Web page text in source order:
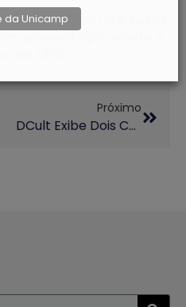
reúne-se no IB nesta
12h30.
Próximo
DCult Exibe Dois Curtas-Metragens No Mês Da Consciência Negra
da Unicamp